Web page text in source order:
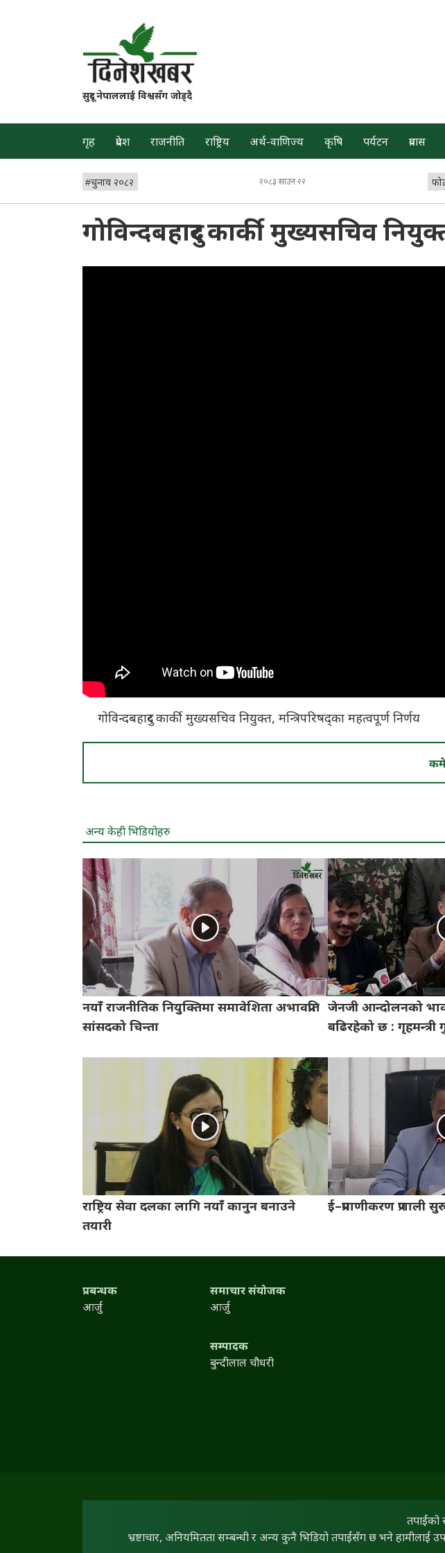
सुदूर नेपाललाई विश्वसँग जोड्दै
गृह प्रदेश राजनीति राष्ट्रिय अर्थ-वाणिज्य कृषि पर्यटन प्रवास
#चुनाव २०८२ २०८३ साउन २२
गोविन्दबहादुर कार्की मुख्यसचिव
गोविन्दबहादुर कार्की मुख्यसचिव नियुक्त, मन्त्रिपरिषद्का महत्वपूर्ण निर्णय
अन्य केही भिडियोहरु
नयाँ राजनीतिक नियुक्तिमा समावेशिता अभावप्रति
सांसदको चिन्ता
जेनजी आन्दोलनको
बढिरहेको छ : गृहमन्त्री
राष्ट्रिय सेवा दलका लागि नयाँ कानुन बनाउने
तयारी
ई–प्रमाणीकरण प्रणाली
प्रबन्धक
आर्जु
समाचार संयोजक
आर्जु
सम्पादक
बुन्दीलाल चौधरी
तपाईंको
भ्रष्टाचार, अनियमितता सम्बन्धी र अन्य कुनै भिडियो तपाईंसँग छ भने हामीलाई